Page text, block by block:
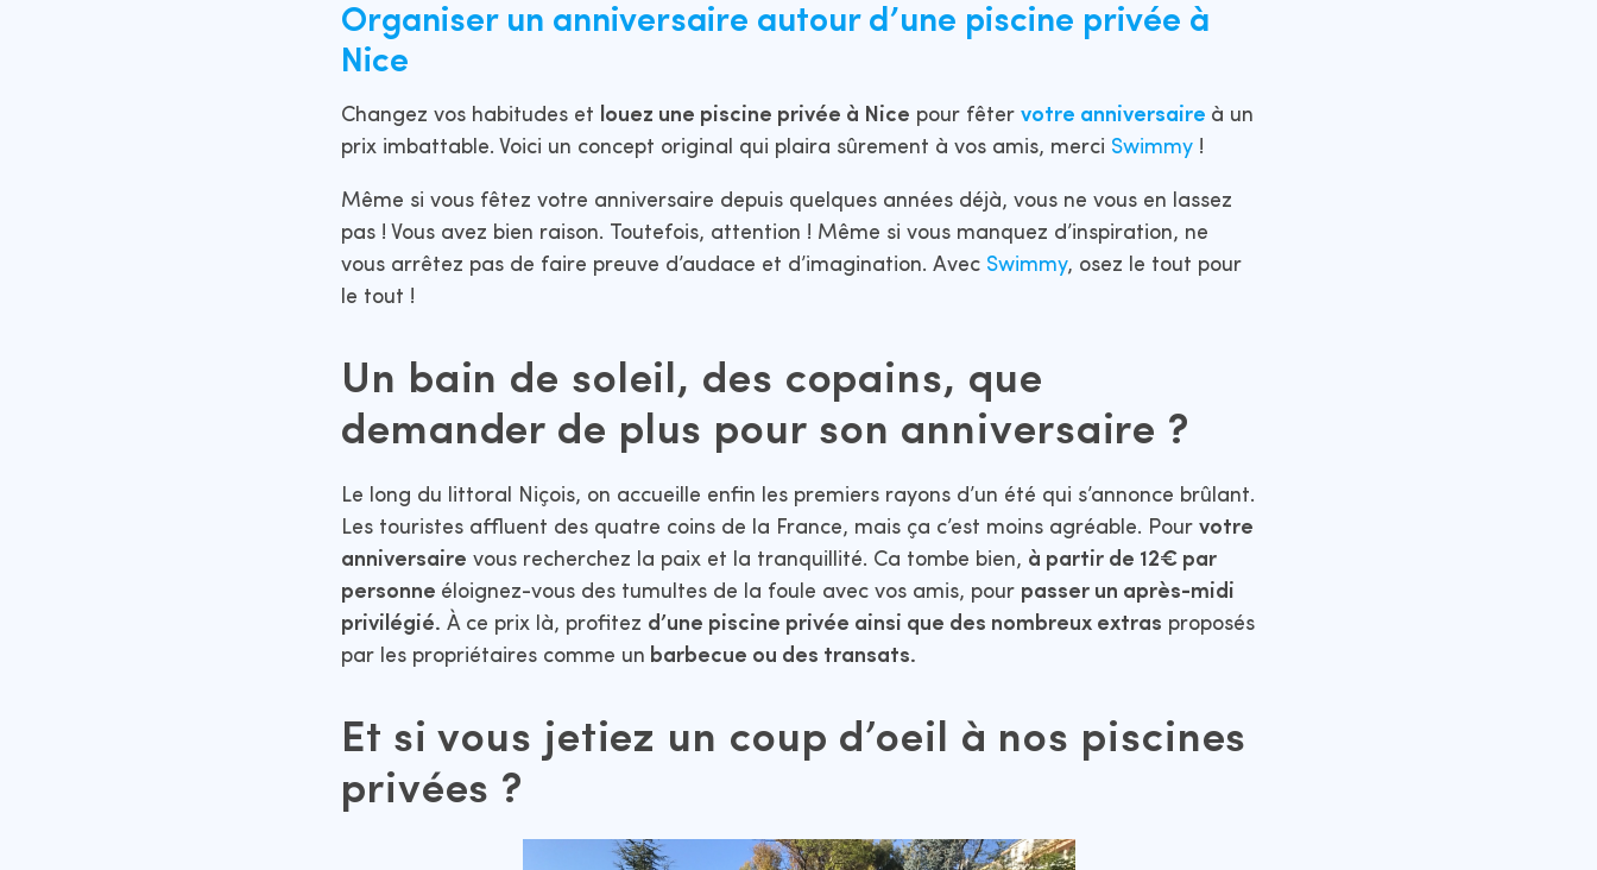
Organiser un anniversaire autour d’une piscine privée à
Nice
Changez vos habitudes et louez une piscine privée à Nice pour fêter votre anniversaire à un
prix imbattable. Voici un concept original qui plaira sûrement à vos amis, merci Swimmy !
Même si vous fêtez votre anniversaire depuis quelques années déjà, vous ne vous en lassez
pas ! Vous avez bien raison. Toutefois, attention ! Même si vous manquez d’inspiration, ne
vous arrêtez pas de faire preuve d’audace et d’imagination. Avec Swimmy, osez le tout pour
le tout !
Un bain de soleil, des copains, que
demander de plus pour son anniversaire ?
Le long du littoral Niçois, on accueille enfin les premiers rayons d’un été qui s’annonce brûlant.
Les touristes affluent des quatre coins de la France, mais ça c’est moins agréable. Pour votre
anniversaire vous recherchez la paix et la tranquillité. Ca tombe bien, à partir de 12€ par
personne éloignez-vous des tumultes de la foule avec vos amis, pour passer un après-midi
privilégié. À ce prix là, profitez d’une piscine privée ainsi que des nombreux extras proposés
par les propriétaires comme un barbecue ou des transats.
Et si vous jetiez un coup d’oeil à nos piscines
privées ?